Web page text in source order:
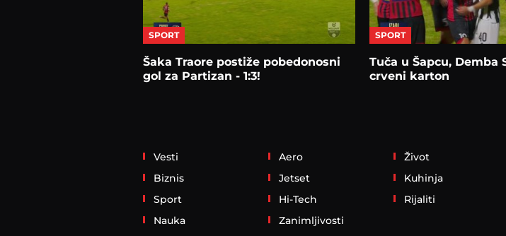
SPORT
Šaka Traore postiže pobedonosni
gol za Partizan - 1:3!
SPORT
Tuča u Šapcu, Demba
crveni karton
Vesti
Biznis
Sport
Nauka
Aero
Jetset
Hi-Tech
Zanimljivosti
Život
Kuhinja
Rijaliti